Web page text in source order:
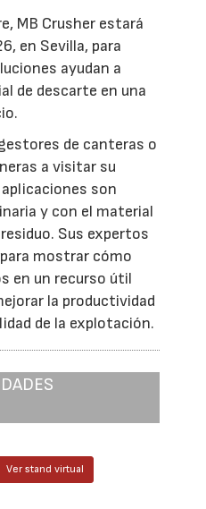
MB Crusher estará
en Sevilla, para
ayudan a
de descarte en una
de canteras o
a visitar su
son
y con el material
Sus expertos
mostrar cómo
en un recurso útil
la productividad
de la explotación.
Ver stand virtual